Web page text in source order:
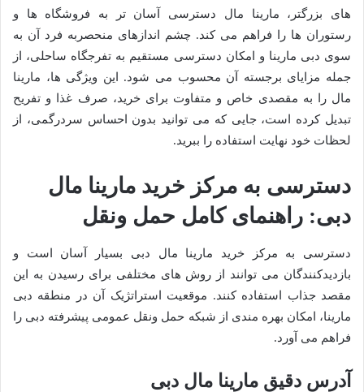
های بزرگتر، مارینا مال دسترسی آسان تر به فروشگاه ها و
رستوران ها را فراهم می کند. چشم اندازهای منحصربه فرد آن به
سوی دبی مارینا و امکان دسترسی مستقیم به تفرجگاه ساحلی، از
جمله مزایای برجسته آن محسوب می شود. این ویژگی ها، مارینا
مال را به مقصدی خاص و متفاوت برای خرید، صرف غذا و تفریح
تبدیل کرده است، جایی که می توانید بدون احساس سردرگمی، از
لحظات خود نهایت استفاده را ببرید.
دسترسی به مرکز خرید مارینا مال
دبی: راهنمای کامل حمل ونقل
دسترسی به مرکز خرید مارینا مال دبی بسیار آسان است و
بازدیدکنندگان می توانند از روش های مختلفی برای رسیدن به این
مقصد جذاب استفاده کنند. موقعیت استراتژیک آن در منطقه دبی
مارینا، امکان بهره مندی از شبکه حمل ونقل عمومی پیشرفته دبی را
فراهم می آورد.
آدرس دقیق مارینا مال دبی